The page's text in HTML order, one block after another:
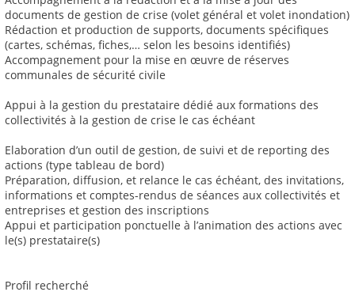
documents de gestion de crise (volet général et volet inondation)
Rédaction et production de supports, documents spécifiques
(cartes, schémas, fiches,… selon les besoins identifiés)
Accompagnement pour la mise en œuvre de réserves
communales de sécurité civile
Appui à la gestion du prestataire dédié aux formations des
collectivités à la gestion de crise le cas échéant
Elaboration d’un outil de gestion, de suivi et de reporting des
actions (type tableau de bord)
Préparation, diffusion, et relance le cas échéant, des invitations,
informations et comptes-rendus de séances aux collectivités et
entreprises et gestion des inscriptions
Appui et participation ponctuelle à l’animation des actions avec
le(s) prestataire(s)
Profil recherché